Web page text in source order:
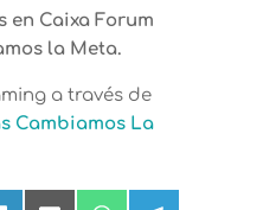
en Caixa Forum
la Meta.
a través de
Cambiamos La